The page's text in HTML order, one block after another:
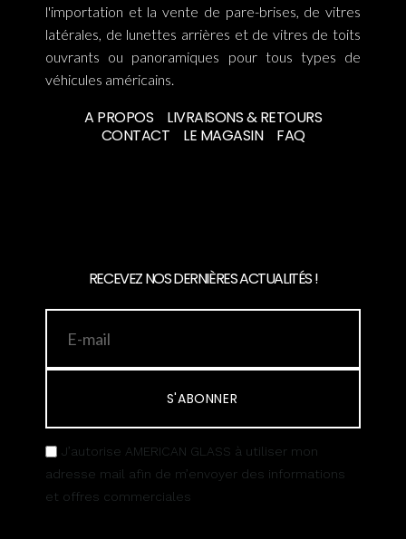
l'importation et la vente de pare-brises, de vitres
latérales, de lunettes arrières et de vitres de toits
ouvrants ou panoramiques pour tous types de
véhicules américains.
A PROPOS
LIVRAISONS & RETOURS
CONTACT
LE MAGASIN FAQ
RECEVEZ NOS DERNIÈRES ACTUALITÉS !
S'ABONNER
J’autorise AMERICAN GLASS à utiliser mon
adresse mail afin de m’envoyer des informations
et offres commerciales